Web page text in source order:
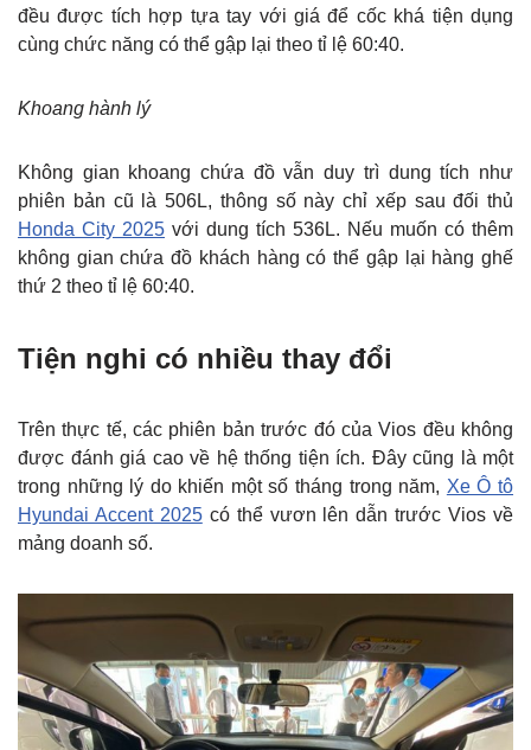
đều được tích hợp tựa tay với giá để cốc khá tiện dụng
cùng chức năng có thể gập lại theo tỉ lệ 60:40.
Khoang hành lý
Không gian khoang chứa đồ vẫn duy trì dung tích như
phiên bản cũ là 506L, thông số này chỉ xếp sau đối thủ
Honda City 2025 với dung tích 536L. Nếu muốn có thêm
không gian chứa đồ khách hàng có thể gập lại hàng ghế
thứ 2 theo tỉ lệ 60:40.
Tiện nghi có nhiều thay đổi
Trên thực tế, các phiên bản trước đó của Vios đều không
được đánh giá cao về hệ thống tiện ích. Đây cũng là một
trong những lý do khiến một số tháng trong năm, Xe Ô tô
Hyundai Accent 2025có thể vươn lên dẫn trước Vios về
mảng doanh số.